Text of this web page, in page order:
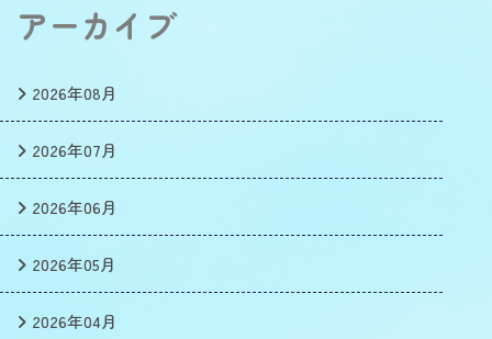
アーカイブ
2026年08月
2026年07月
2026年06月
2026年05月
2026年04月